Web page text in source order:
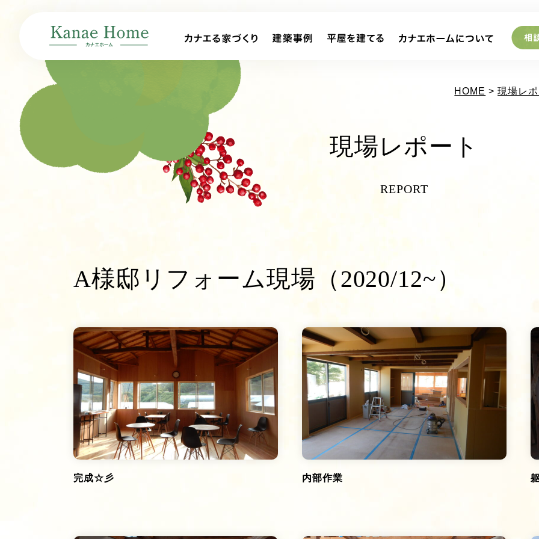
HOME >現場レ
現場レポート
REPORT
A様邸リフォーム現場（2020/12~）
完成☆彡 内部作業